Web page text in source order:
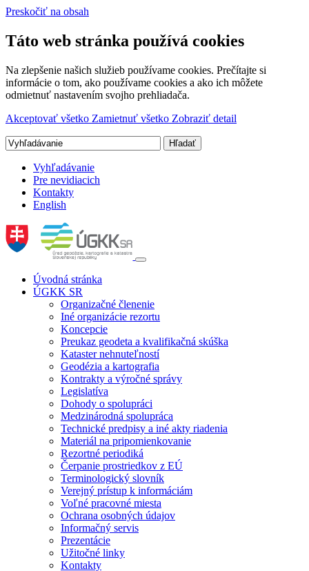
Preskočiť na obsah
Táto web stránka používá cookies
Na zlepšenie našich služieb používame cookies. Prečítajte si
informácie o tom, ako používame cookies a ako ich môžete
odmietnuť nastavením svojho prehliadača.
Akceptovať všetko Zamietnuť všetko Zobraziť detail
Vyhľadávanie
Pre nevidiacich
Kontakty
English
Úvodná stránka
ÚGKK SR
Organizačné členenie
Iné organizácie rezortu
Koncepcie
Preukaz geodeta a kvalifikačná skúška
Kataster nehnuteľností
Geodézia a kartografia
Kontrakty a výročné správy
Legislatíva
Dohody o spolupráci
Medzinárodná spolupráca
Technické predpisy a iné akty riadenia
Materiál na pripomienkovanie
Rezortné periodiká
Čerpanie prostriedkov z EÚ
Terminologický slovník
Verejný prístup k informáciám
Voľné pracovné miesta
Ochrana osobných údajov
Informačný servis
Prezentácie
Užitočné linky
Kontakty